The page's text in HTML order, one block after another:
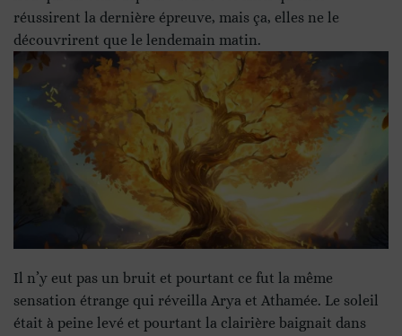
réussirent la dernière épreuve, mais ça, elles ne le
découvrirent que le lendemain matin.
Il n’y eut pas un bruit et pourtant ce fut la même
sensation étrange qui réveilla Arya et Athamée. Le soleil
était à peine levé et pourtant la clairière baignait dans